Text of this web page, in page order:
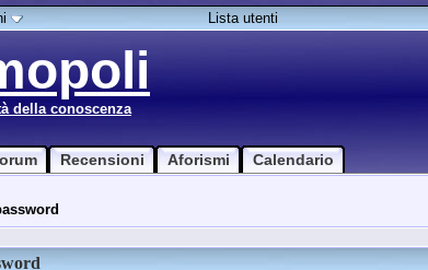
Lista utenti
della conoscenza
Recensioni Aforismi Calendario